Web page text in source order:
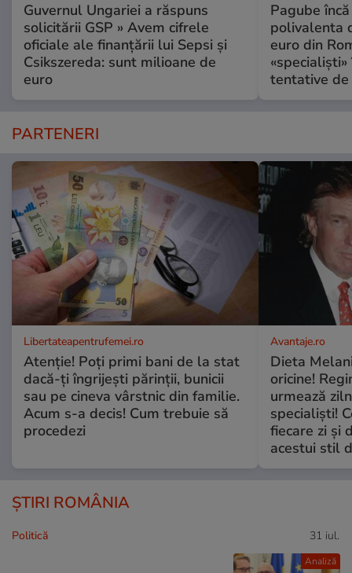
Guvernul Ungariei a răspuns
solicitării GSP » Avem cifrele
oficiale ale finanțării lui Sepsi și
Csikszereda: sunt milioane de
euro
Pagube
polivalenta
euro din
tentative de
PARTENERI
Libertateapentrufemei.ro
Atenție! Poți primi bani de la stat
dacă-ți îngrijești părinții, bunicii
sau pe cineva vârstnic din familie.
Acum s-a decis! Cum trebuie să
procedezi
Avantaje.ro
Dieta
oricine!
urmează
specialiști!
fiecare zi și
acestui stil
ȘTIRI ROMÂNIA
Analiză
Politică 31 iul.